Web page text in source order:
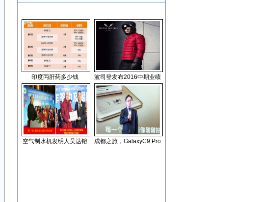
印度丙肝药多少钱 波司登发布2016中期业绩
空气制水机发明人吴达镕 成都之旅，GalaxyC9 Pro